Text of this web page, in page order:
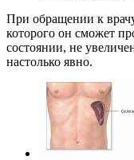
При обращении к
которого он сможет
состоянии, не
настолько явно.